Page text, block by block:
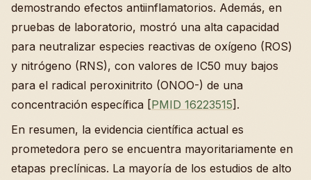
demostrando efectos antiinflamatorios. Además, en
pruebas de laboratorio, mostró una alta capacidad
para neutralizar especies reactivas de oxígeno (ROS)
y nitrógeno (RNS), con valores de IC50 muy bajos
para el radical peroxinitrito (ONOO-) de una
concentración específica [PMID 16223515].
En resumen, la evidencia científica actual es
prometedora pero se encuentra mayoritariamente en
etapas preclínicas. La mayoría de los estudios de alto